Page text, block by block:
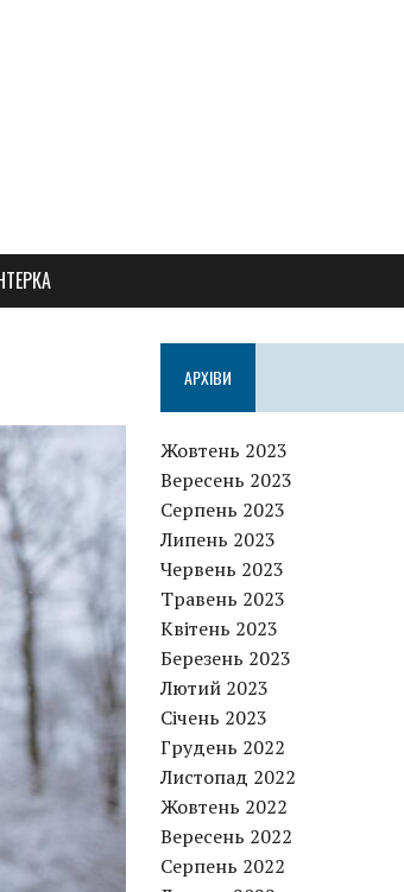
АРХІВИ
Жовтень 2023
Вересень 2023
Серпень 2023
Липень 2023
Червень 2023
Травень 2023
Квітень 2023
Березень 2023
Лютий 2023
Січень 2023
Грудень 2022
Листопад 2022
Жовтень 2022
Вересень 2022
Серпень 2022